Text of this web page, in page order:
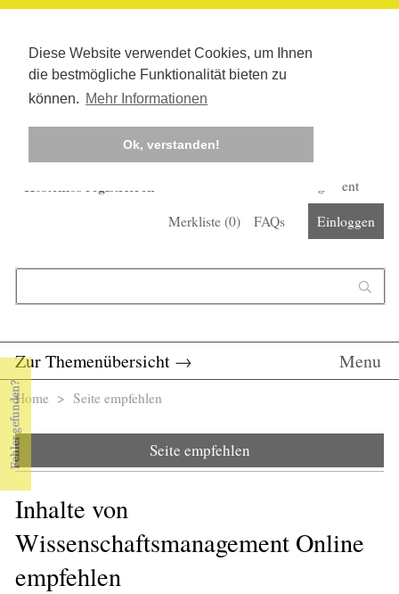
Diese Website verwendet Cookies, um Ihnen
die bestmögliche Funktionalität bieten zu
können. Mehr Informationen
Ok, verstanden!
Kostenlos registrieren
Corona-Management
Merkliste (0) FAQs Einloggen
Zur Themenübersicht → Menu
Sie sind hier
Home > Seite empfehlen
Seite empfehlen
Inhalte von
Wissenschaftsmanagement Online
empfehlen